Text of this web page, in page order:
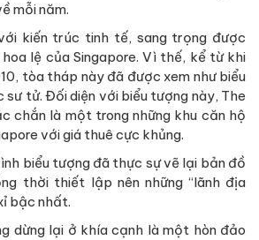
mỗi năm.
kiến trúc tinh tế, sang trọng được
lệ của Singapore. Vì thế, kể từ khi
tòa tháp này đã được xem như biểu
tử. Đối diện với biểu tượng này, The
chắn là một trong những khu căn hộ
với giá thuê cực khủng.
biểu tượng đã thực sự vẽ lại bản đồ
thời thiết lập nên những “lãnh địa
bậc nhất.
dừng lại ở khía cạnh là một hòn đảo